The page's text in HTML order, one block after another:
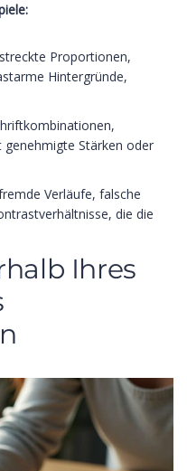
Proportionen,
Hintergründe,
Stärken oder
Verläufe, falsche
die die
Ihres